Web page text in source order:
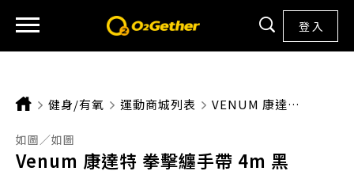
登 入
健身/有氧 運動商城列表 CURRENT: VENUM 康達特 拳擊纏手帶 4M 黑
如圖／如圖
Venum 康達特 拳擊纏手帶 4m 黑